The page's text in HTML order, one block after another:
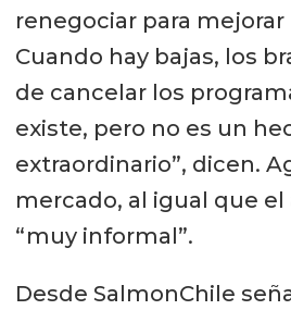
renegociar para
Cuando hay bajas, los
de cancelar los
existe, pero no es un
extraordinario”, dicen.
mercado, al igual que
“muy informal”.
Desde SalmonChile